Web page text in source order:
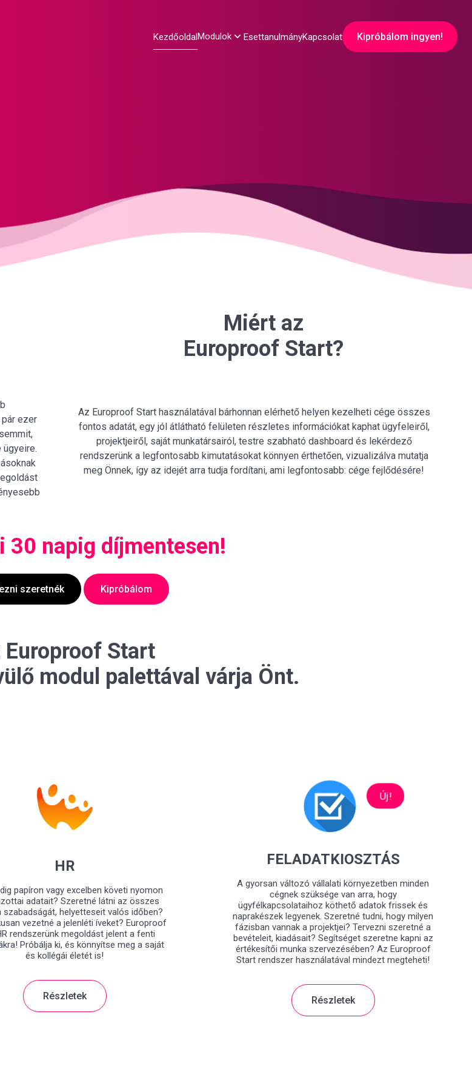
KezdőoldalModulok EsettanulmányKapcsolat Kipróbálom ingyen!
ezer
Miért az
Europroof Start?
Az Europroof Start használatával bárhonnan elérhető helyen kezelheti cége összes
fontos adatát, egy jól átlátható felületen részletes információkat kaphat ügyfeleiről,
projektjeiről, saját munkatársairól, testre szabható dashboard és lekérdező
rendszerünk a legfontosabb kimutatásokat könnyen érthetően, vizualizálva mutatja
meg Önnek, így az idejét arra tudja fordítani, ami legfontosabb: cége fejlődésére!
30 napig díjmentesen!
szeretnék Kipróbálom
Europroof Start
modul palettával várja Önt.
HR
papíron vagy excelben követi nyomon
adatait? Szeretné látni az összes
szabadságát, helyetteseit valós időben?
vezetné a jelenléti íveket? Europroof
rendszerünk megoldást jelent a fenti
Próbálja ki, és könnyítse meg a saját
és kollégái életét is!
Részletek
Új!
FELADATKIOSZTÁS
A gyorsan változó vállalati környezetben minden
cégnek szüksége van arra, hogy
ügyfélkapcsolataihoz köthető adatok frissek és
naprakészek legyenek. Szeretné tudni, hogy milyen
fázisban vannak a projektjei? Tervezni szeretné a
bevételeit, kiadásait? Segítséget szeretne kapni az
értékesítői munka szervezésében? Az Europroof
Start rendszer használatával mindezt megteheti!
Részletek